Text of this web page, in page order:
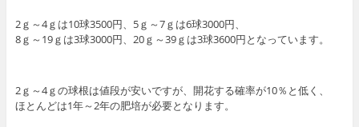
2ｇ～4ｇは10球3500円、5ｇ～7ｇは6球3000円、
8ｇ～19ｇは3球3000円、20ｇ～39ｇは3球3600円となっています。
2ｇ～4ｇの球根は値段が安いですが、開花する確率が10％と低く、
ほとんどは1年～2年の肥培が必要となります。